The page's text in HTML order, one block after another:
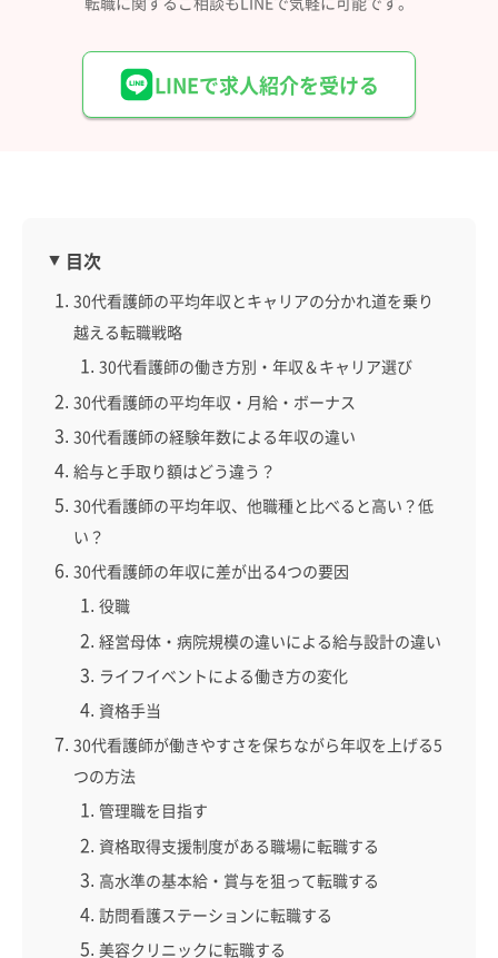
LINEで求人紹介を受ける
目次
30代看護師の平均年収とキャリアの分かれ道を乗り
越える転職戦略
30代看護師の働き方別・年収＆キャリア選び
30代看護師の平均年収・月給・ボーナス
30代看護師の経験年数による年収の違い
給与と手取り額はどう違う？
30代看護師の平均年収、他職種と比べると高い？低
い？
30代看護師の年収に差が出る4つの要因
役職
経営母体・病院規模の違いによる給与設計の違い
ライフイベントによる働き方の変化
資格手当
30代看護師が働きやすさを保ちながら年収を上げる5
つの方法
管理職を目指す
資格取得支援制度がある職場に転職する
高水準の基本給・賞与を狙って転職する
訪問看護ステーションに転職する
美容クリニックに転職する